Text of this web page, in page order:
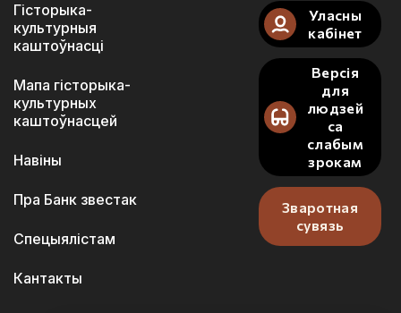
Гісторыка-
культурныя
каштоўнасці
Мапа гісторыка-
культурных
каштоўнасцей
Навіны
Пра Банк звестак
Спецыялістам
Кантакты
Уласны
кабінет
Версія
для
людзей
са
слабым
зрокам
Зваротная
сувязь